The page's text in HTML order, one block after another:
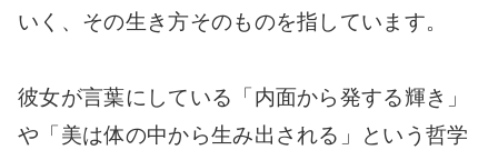
いく、その生き方そのものを指しています。
彼女が言葉にしている「内面から発する輝き」
や「美は体の中から生み出される」という哲学